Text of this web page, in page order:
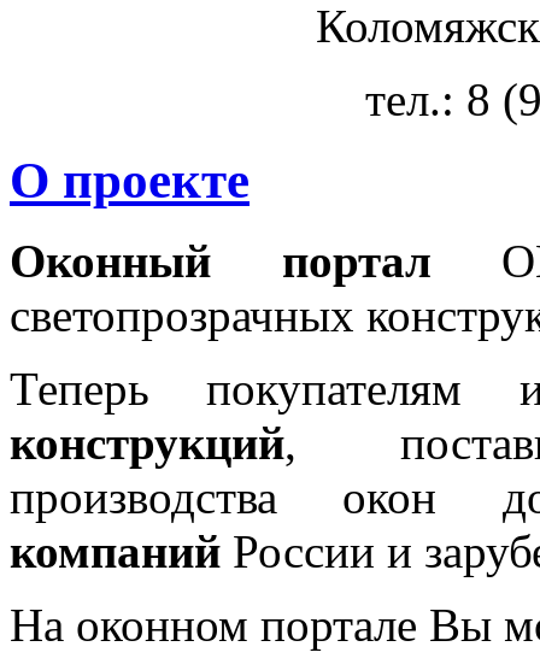
тел.: 8
О проекте
Оконный портал
светопрозрачных
Теперь покупателям
конструкций,
производства окон
компаний России и
На оконном портале Вы